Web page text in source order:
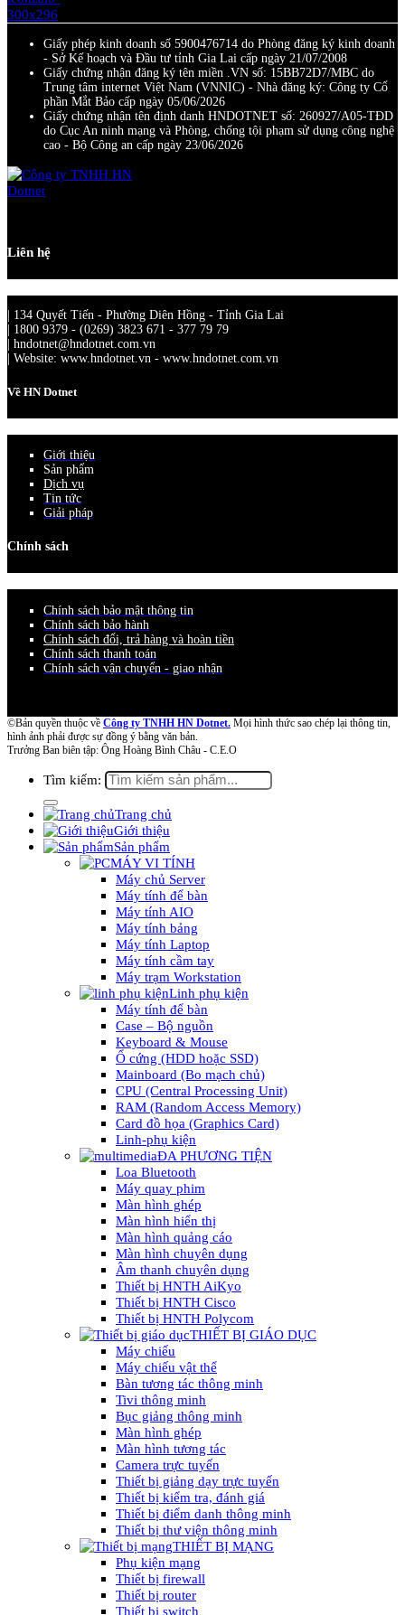
Giấy phép kinh doanh số 5900476714 do Phòng đăng ký kinh doanh
- Sở Kế hoạch và Đầu tư tỉnh Gia Lai cấp ngày 21/07/2008
Giấy chứng nhận đăng ký tên miền .VN số: 15BB72D7/MBC do
Trung tâm internet Việt Nam (VNNIC) - Nhà đăng ký: Công ty Cổ
phần Mắt Bảo cấp ngày 05/06/2026
Giấy chứng nhận tên định danh HNDOTNET số: 260927/A05-TĐD
do Cục An ninh mạng và Phòng, chống tội phạm sử dụng công nghệ
cao - Bộ Công an cấp ngày 23/06/2026
Liên hệ
| 134 Quyết Tiến - Phường Diên Hồng - Tỉnh Gia Lai
| 1800 9379 - (0269) 3823 671 - 377 79 79
| hndotnet@hndotnet.com.vn
| Website: www.hndotnet.vn - www.hndotnet.com.vn
Về HN Dotnet
Giới thiệu
Sản phẩm
Dịch vụ
Tin tức
Giải pháp
Chính sách
Chính sách bảo mật thông tin
Chính sách bảo hành
Chính sách đổi, trả hàng và hoàn tiền
Chính sách thanh toán
Chính sách vận chuyển - giao nhận
©Bản quyền thuộc về Công ty TNHH HN Dotnet. Mọi hình thức sao chép lại thông tin,
hình ảnh phải được sự đồng ý bằng văn bản.
Trưởng Ban biên tập: Ông Hoàng Bình Châu - C.E.O
Tìm kiếm:
Trang chủ
Giới thiệu
Sản phẩm
MÁY VI TÍNH
Máy chủ Server
Máy tính để bàn
Máy tính AIO
Máy tính bảng
Máy tính Laptop
Máy tính cầm tay
Máy trạm Workstation
Linh phụ kiện
Máy tính để bàn
Case – Bộ nguồn
Keyboard & Mouse
Ổ cứng (HDD hoặc SSD)
Mainboard (Bo mạch chủ)
CPU (Central Processing Unit)
RAM (Random Access Memory)
Card đồ họa (Graphics Card)
Linh-phụ kiện
ĐA PHƯƠNG TIỆN
Loa Bluetooth
Máy quay phim
Màn hình ghép
Màn hình hiển thị
Màn hình quảng cáo
Màn hình chuyên dụng
Âm thanh chuyên dụng
Thiết bị HNTH AiKyo
Thiết bị HNTH Cisco
Thiết bị HNTH Polycom
THIẾT BỊ GIÁO DỤC
Máy chiếu
Máy chiếu vật thể
Bàn tương tác thông minh
Tivi thông minh
Bục giảng thông minh
Màn hình ghép
Màn hình tương tác
Camera trực tuyến
Thiết bị giảng dạy trực tuyến
Thiết bị kiểm tra, đánh giá
Thiết bị điểm danh thông minh
Thiết bị thư viện thông minh
THIẾT BỊ MẠNG
Phụ kiện mạng
Thiết bị firewall
Thiết bị router
Thiết bị switch